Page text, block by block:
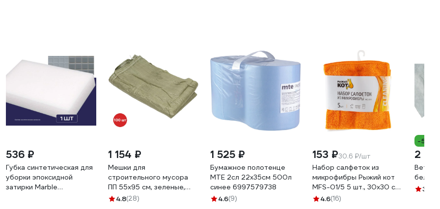
536 ₽
Губка синтетическая для
уборки эпоксидной
затирки Marble
1 154 ₽
Мешки для
строительного мусора
ПП 55x95 см, зеленые,
100 шт SAMGRUPP
4.8(28)
1 525 ₽
Бумажное полотенце
MTE 2сл 22x35см 500л
синее 6997579738
4.6(9)
153 ₽30.6 ₽/шт
Набор салфеток из
микрофибры Рыжий кот
MFS-01/5 5 шт., 30х30 см
310238
4.6(16)
-5%
2
белая
3.9